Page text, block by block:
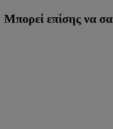
Μπορεί επίσης να